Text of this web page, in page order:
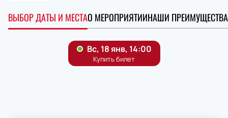
ВЫБОР ДАТЫ И МЕСТАО МЕРОПРИЯТИИНАШИ ПРЕИМУЩЕСТВА